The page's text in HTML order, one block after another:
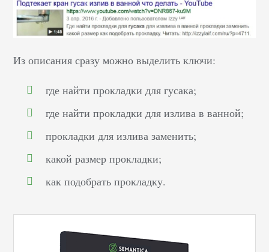
Из описания сразу можно выделить ключи:
где найти прокладки для гусака;
где найти прокладки для излива в ванной;
прокладки для излива заменить;
какой размер прокладки;
как подобрать прокладку.